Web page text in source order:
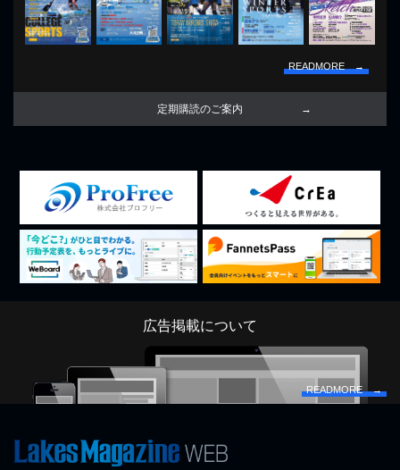
READMORE →
定期購読のご案内
広告掲載について
READMORE →